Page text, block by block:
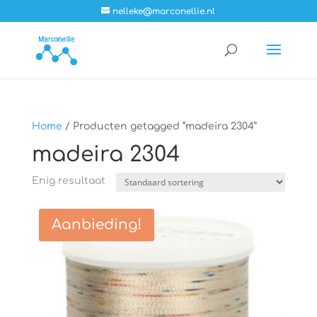
nelleke@marconellie.nl
Home / Producten getagged “madeira 2304”
madeira 2304
Enig resultaat
Aanbieding!